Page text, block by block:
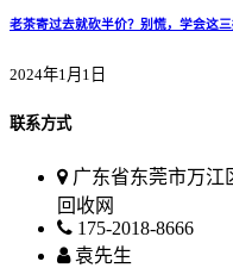
老茶寄过去就砍半价？别慌，学会这
2024年1月1日
联系方式
广东省东莞市万江
回收网
175-2018-8666
袁先生